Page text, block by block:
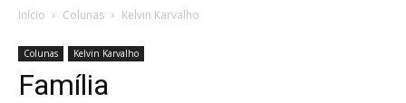
Início Colunas Kelvin Karvalho
Colunas Kelvin Karvalho
Família